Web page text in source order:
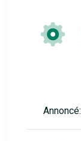
Annoncé: